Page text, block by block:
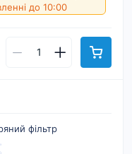
до 10:00
фільтр